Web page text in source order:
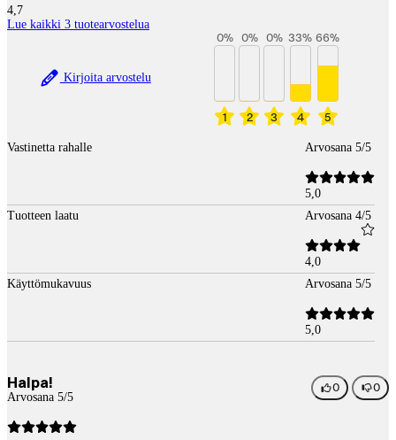
4,7
Lue kaikki 3 tuotearvostelua
Kirjoita arvostelu
1
0%
2
0%
3
0%
4
33%
5
66%
Vastinetta rahalle Arvosana 5/5
5,0
Tuotteen laatu
Arvosana 4/5
4,0
Käyttömukavuus
Arvosana 5/5
5,0
Halpa!
Arvosana 5/5
0 0